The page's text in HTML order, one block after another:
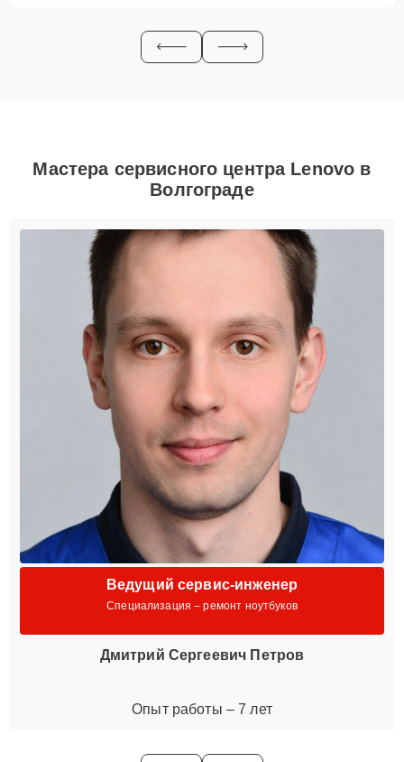
Мастера сервисного центра Lenovo в
Волгограде
Ведущий сервис-инженер
Специализация – ремонт ноутбуков
Дмитрий Сергеевич Петров
Опыт работы – 7 лет